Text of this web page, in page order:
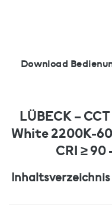
Download
LÜBECK –
White 2200K-
CRI ≥
Inhaltsverzeichnis